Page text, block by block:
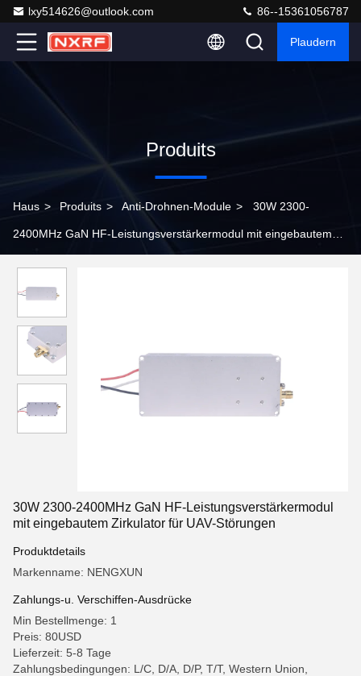
lxy514626@outlook.com 86--15361056787
Plaudern
Produits
Haus > Produits > Anti-Drohnen-Module > 30W 2300-
2400MHz GaN HF-Leistungsverstärkermodul mit eingebautem
30W 2300-2400MHz GaN HF-Leistungsverstärkermodul
mit eingebautem Zirkulator für UAV-Störungen
Produktdetails
Markenname: NENGXUN
Zahlungs-u. Verschiffen-Ausdrücke
Min Bestellmenge: 1
Preis: 80USD
Lieferzeit: 5-8 Tage
Zahlungsbedingungen: L/C, D/A, D/P, T/T, Western Union,